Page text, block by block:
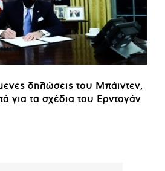
δηλώσεις του Μπάιντεν,
για τα σχέδια του Ερντογάν